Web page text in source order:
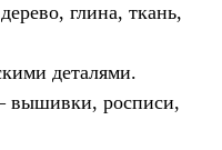
глина, ткань,
деталями.
росписи,